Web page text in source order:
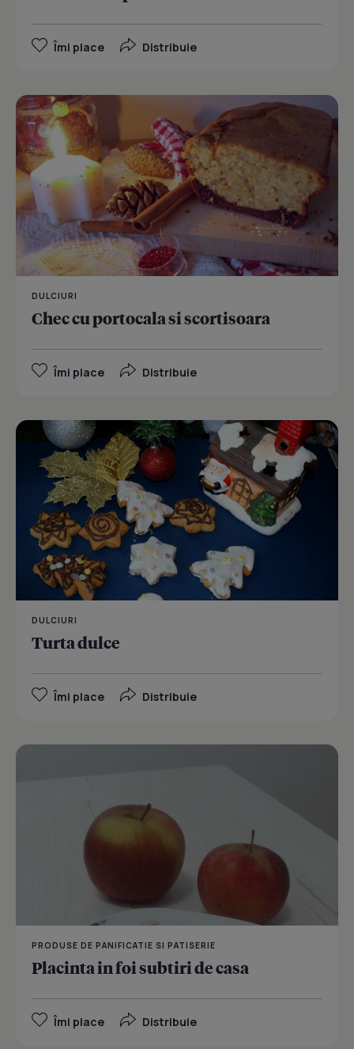
Îmi place Distribuie
DULCIURI
Chec cu portocala si scortisoara
Îmi place Distribuie
DULCIURI
Turta dulce
Îmi place Distribuie
PRODUSE DE PANIFICATIE SI PATISERIE
Placinta in foi subtiri de casa
Îmi place Distribuie